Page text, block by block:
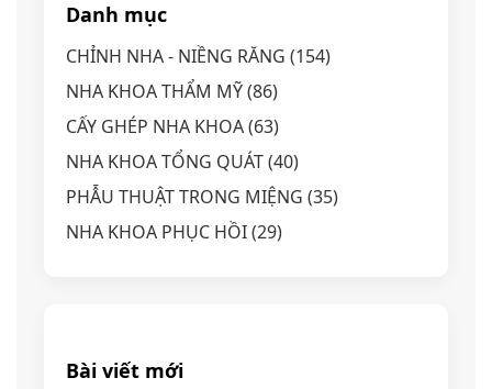
Danh mục
CHỈNH NHA - NIỀNG RĂNG (154)
NHA KHOA THẨM MỸ(86)
CẤY GHÉP NHA KHOA(63)
NHA KHOA TỔNG QUÁT(40)
PHẪU THUẬT TRONG MIỆNG (35)
NHA KHOA PHỤC HỒI(29)
Bài viết mới